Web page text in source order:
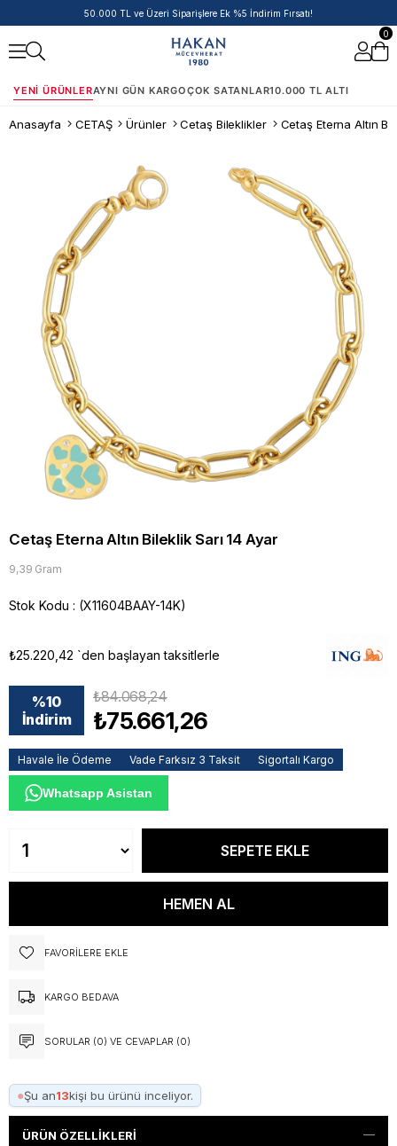
50.000 TL ve Üzeri Siparişlere Ek %5 İndirim Fırsatı!
0
YENI ÜRÜNLERAYNI GÜN KARGOÇOK SATANLAR10.000 TL ALTI
Anasayfa CETAŞ Ürünler Cetaş Bileklikler Cetaş Eterna Altın
Cetaş Eterna Altın Bileklik Sarı 14 Ayar
9,39 Gram
Stok Kodu (X11604BAAY-14K)
₺25.220,42 `den başlayan taksitlerle
%10
İndirim
₺84.068,24
₺75.661,26
Havale İle Ödeme Vade Farksız 3 Taksit Sigortalı Kargo
Whatsapp Asistan
FAVORILERE EKLE
KARGO BEDAVA
SORULAR (0) VE CEVAPLAR (0)
●Şu an13kişi bu ürünü inceliyor.
ÜRÜN ÖZELLIKLERI